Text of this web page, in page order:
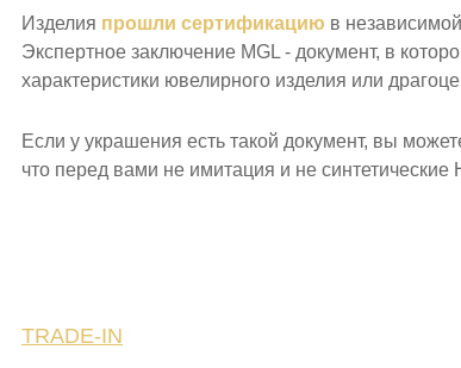
Изделия прошли сертификацию в
Экспертное заключение MGL - документ, в
характеристики ювелирного изделия или
Если у украшения есть такой документ, вы
что перед вами не имитация и не
TRADE-IN